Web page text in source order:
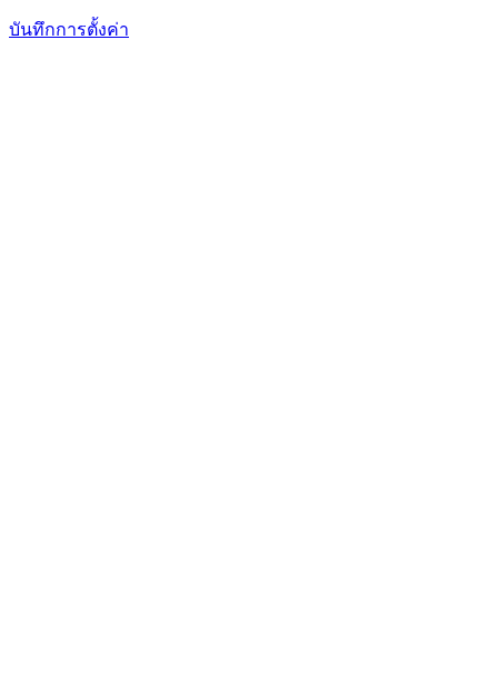
บันทึกการตั้งค่า